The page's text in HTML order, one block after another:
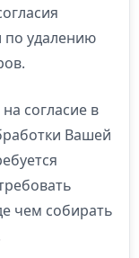
удалению
согласие в
Вашей
чем собирать